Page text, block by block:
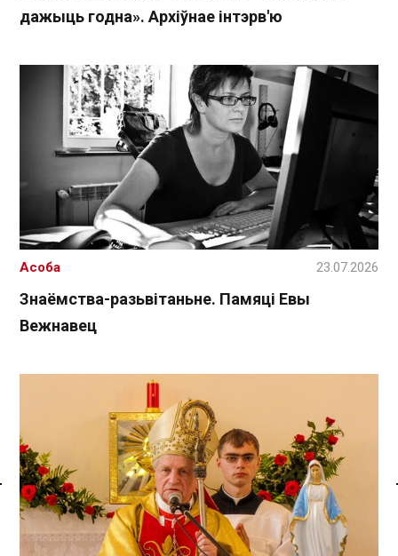
Спасылка без VPN
дажыць годна». Архіўнае інтэрв'ю
Знаёмства-разьвітаньне. Памяці Евы
Вежнавец
Асоба 23.07.2026